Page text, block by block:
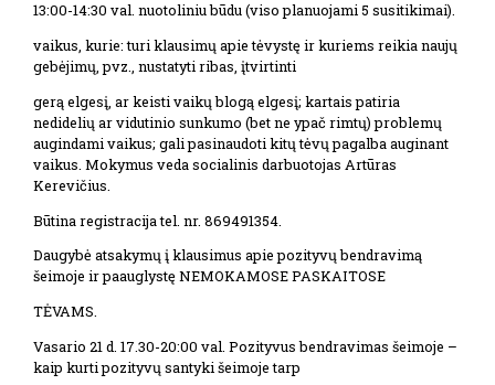
13:00-14:30 val. nuotoliniu būdu (viso planuojami 5 susitikimai).
vaikus, kurie: turi klausimų apie tėvystę ir kuriems reikia naujų
gebėjimų, pvz., nustatyti ribas, įtvirtinti
gerą elgesį, ar keisti vaikų blogą elgesį; kartais patiria
nedidelių ar vidutinio sunkumo (bet ne ypač rimtų) problemų
augindami vaikus; gali pasinaudoti kitų tėvų pagalba auginant
vaikus. Mokymus veda socialinis darbuotojas Artūras
Kerevičius.
Būtina registracija tel. nr. 869491354.
Daugybė atsakymų į klausimus apie pozityvų bendravimą
šeimoje ir paauglystę NEMOKAMOSE PASKAITOSE
TĖVAMS.
Vasario 21 d. 17.30-20:00 val. Pozityvus bendravimas šeimoje –
kaip kurti pozityvų santyki šeimoje tarp